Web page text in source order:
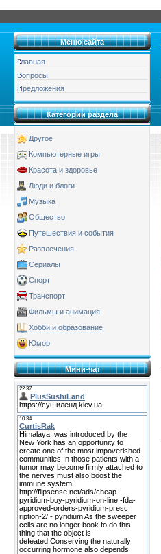
Меню сайта
Главная
Вопросы
Предложения
Категории раздела
Другое
Компьютерные игры
Красота и здоровье
Люди и блоги
Музыка
Общество
Путешествия и события
Развлечения
Сериалы
Спорт
Транспорт
Фильмы и анимация
Хобби и образование
Юмор
Мини-чат